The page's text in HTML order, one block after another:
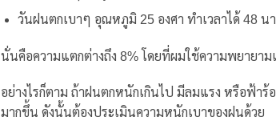
วันฝนตกเบาๆ อุณหภูมิ 25 องศา ทำเวลาได้ 48 น
นั่นคือความแตกต่างถึง 8% โดยที่ผมใช้ความพยายา
อย่างไรก็ตาม ถ้าฝนตกหนักเกินไป มีลมแรง หรือฟ้าร้
มากขึ้น ดังนั้นต้องประเมินความหนักเบาของฝนด้วย